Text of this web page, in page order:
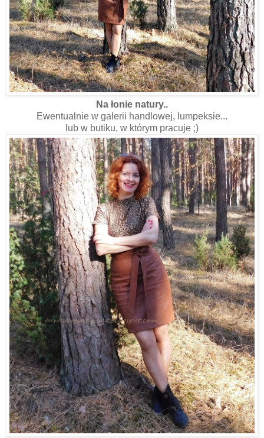
Na łonie natury..
Ewentualnie w galerii handlowej, lumpeksie...
lub w butiku, w którym pracuje ;)